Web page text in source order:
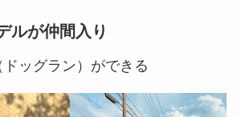
ルが仲間入り
ッグラン）ができる